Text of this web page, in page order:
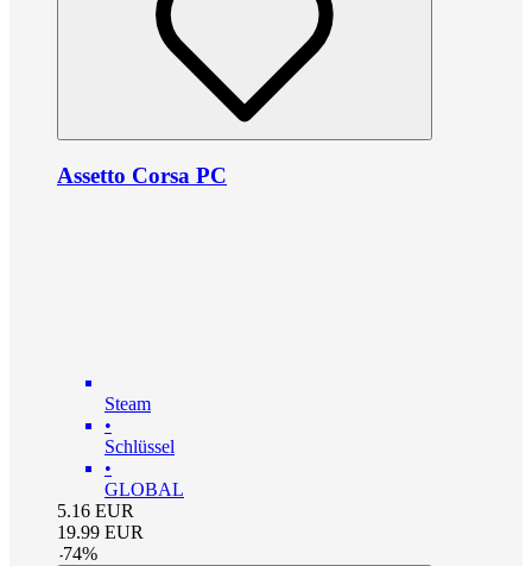
Assetto Corsa PC
Steam
•
Schlüssel
•
GLOBAL
5.16 EUR
19.99 EUR
-74%